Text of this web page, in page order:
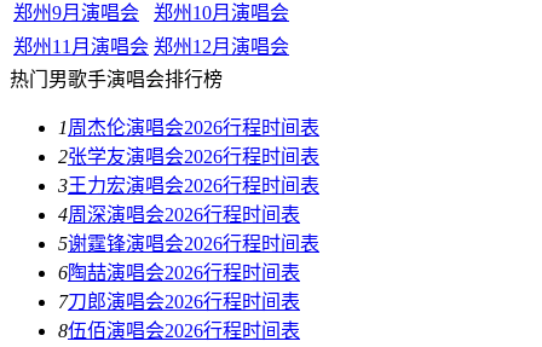
郑州9月演唱会
郑州10月演唱会
郑州11月演唱会 郑州12月演唱会
热门男歌手演唱会排行榜
1周杰伦演唱会2026行程时间表
2张学友演唱会2026行程时间表
3王力宏演唱会2026行程时间表
4周深演唱会2026行程时间表
5谢霆锋演唱会2026行程时间表
6陶喆演唱会2026行程时间表
7刀郎演唱会2026行程时间表
8伍佰演唱会2026行程时间表